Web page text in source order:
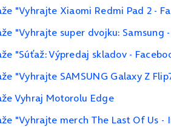
"Vyhrajte Xiaomi Redmi Pad 2 -
"Vyhrajte super dvojku: Samsung
"Súťaž: Výpredaj skladov -
"Vyhrajte SAMSUNG Galaxy Z
Vyhraj Motorolu Edge
"Vyhrajte merch The Last Of Us -